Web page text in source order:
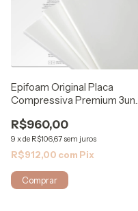
Epifoam Original Placa
Compressiva Premium 3un
R$960,00
9 xde R$106,67 sem juros
R$912,00 com Pix
Comprar